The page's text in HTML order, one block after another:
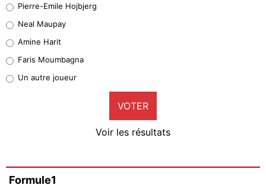
5%
1%
9%
Faris Moumbagna
Pierre-Emile Hojbjerg
Neal Maupay
Amine Harit
Faris Moumbagna
Un autre joueur
VOTER
Voir les résultats
Formule1